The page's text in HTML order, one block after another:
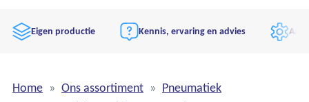
Eigen productie Kennis, ervaring en advies
Home Ons assortiment
Pneumatiek